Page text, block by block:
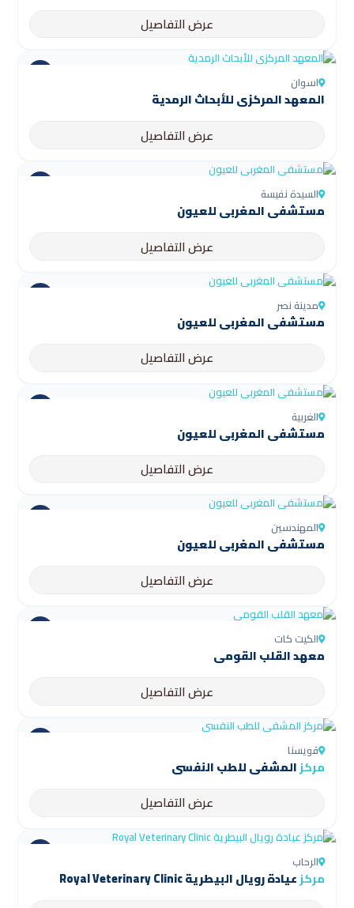
عرض التفاصيل
اسوان
المعهد المركزي للأبحاث الرمدية
عرض التفاصيل
السيدة نفيسة
مستشفى المغربي للعيون
عرض التفاصيل
مدينة نصر
مستشفى المغربي للعيون
عرض التفاصيل
الغربية
مستشفى المغربي للعيون
عرض التفاصيل
المهندسين
مستشفى المغربي للعيون
عرض التفاصيل
الكيت كات
معهد القلب القومي
عرض التفاصيل
قويسنا
مركزالمشفى للطب النفسي
عرض التفاصيل
الرحاب
مركزعيادة رويال البيطرية Royal Veterinary Clinic